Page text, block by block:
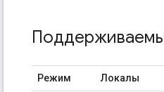
Режим Локалы